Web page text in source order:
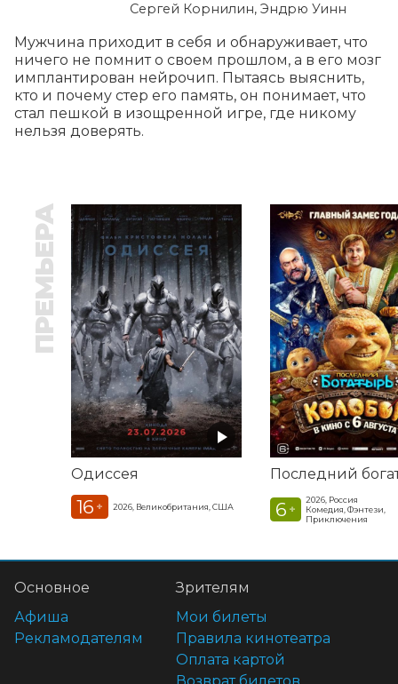
Сергей Корнилин, Эндрю Уинн
Мужчина приходит в себя и обнаруживает, что
ничего не помнит о своем прошлом, а в его мозг
имплантирован нейрочип. Пытаясь выяснить,
кто и почему стер его память, он понимает, что
стал пешкой в изощренной игре, где никому
нельзя доверять.
ПРЕМЬЕРА
Одиссея
16 + 2026, Великобритания, США 6 +
2026, Россия
Комедия, Фэнтези,
Приключения
Основное
Афиша
Рекламодателям
Зрителям
Мои билеты
Правила кинотеатра
Оплата картой